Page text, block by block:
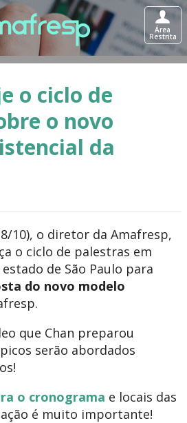
Área
Restrita
o ciclo de
o novo
da
10), o diretor da Amafresp,
o ciclo de palestras em
de São Paulo para
do novo modelo
que Chan preparou
serão abordados
o cronograma e locais das
é muito importante!